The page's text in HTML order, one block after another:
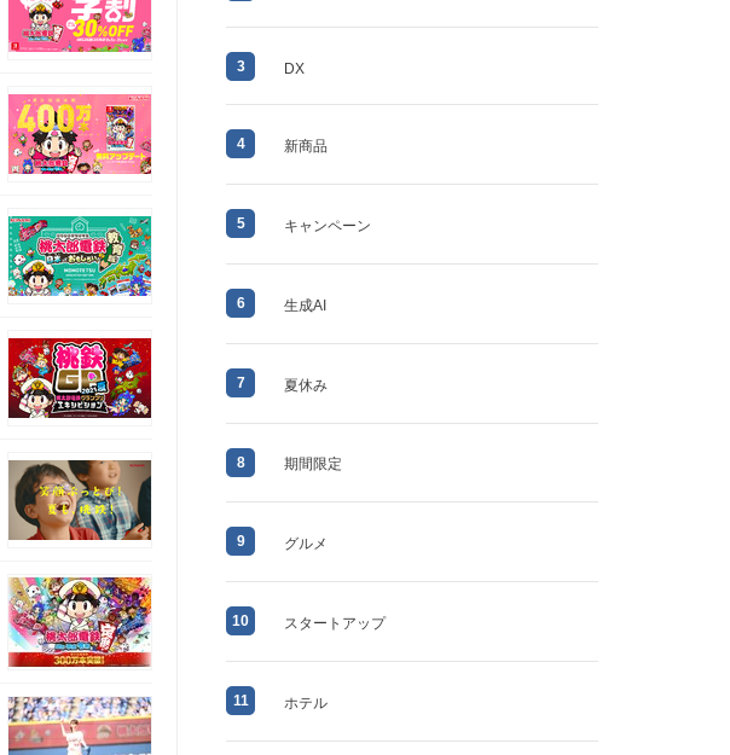
3 DX
4 新商品
5 キャンペーン
6 生成AI
7 夏休み
8 期間限定
9 グルメ
10 スタートアップ
11 ホテル